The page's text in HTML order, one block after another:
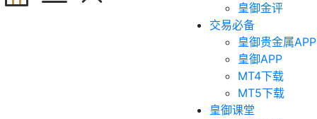
皇御金评
交易必备
皇御贵金属APP
皇御APP
MT4下载
MT5下载
皇御课堂